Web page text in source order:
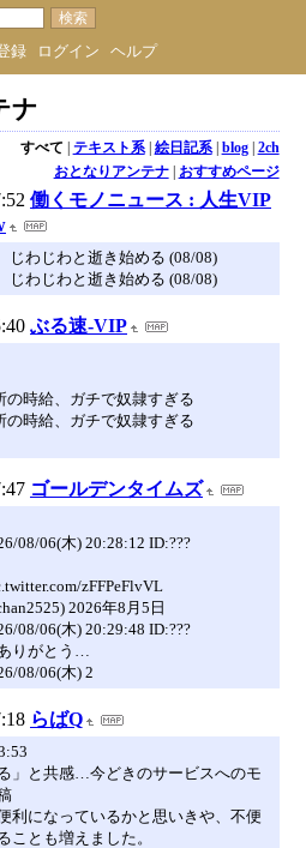
録 ログイン ヘルプ
ナ
すべて | テキスト系| 絵日記系| blog| 2ch
おとなりアンテナ| おすすめページ
働くモノニュース : 人生VIP
じわじわと逝き始める (08/08)
じわじわと逝き始める (08/08)
ぶる速-VIP
の時給、ガチで奴隷すぎる
の時給、ガチで奴隷すぎる
ゴールデンタイムズ
08/06(木) 20:28:12 ID:???
zFFPeFlvVL
2026年8月5日
08/06(木) 20:29:48 ID:???
りがとう…
08/06(木) 2
らばQ
」と共感…今どきのサービスへのモ
利になっているかと思いきや、不便
ことも増えました。